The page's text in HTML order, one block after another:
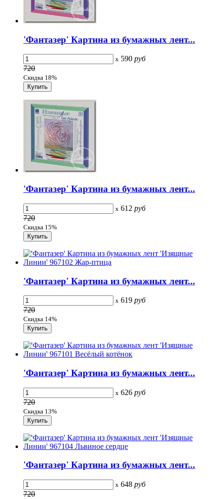
'Фантазер' Картина из бумажных лент...
x 590 руб
720
Скидка 18%
'Фантазер' Картина из бумажных лент...
x 612 руб
720
Скидка 15%
'Фантазер' Картина из бумажных лент...
x 619 руб
720
Скидка 14%
'Фантазер' Картина из бумажных лент...
x 626 руб
720
Скидка 13%
'Фантазер' Картина из бумажных лент...
x 648 руб
720